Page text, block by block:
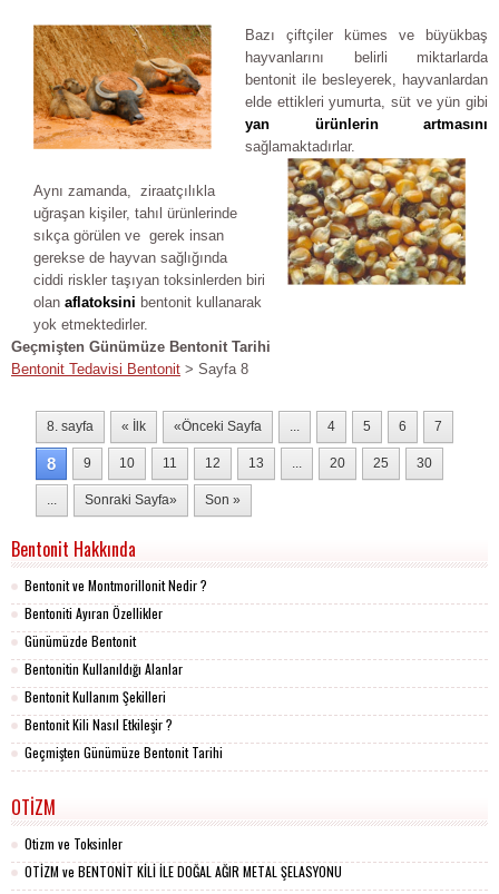
Bazı çiftçiler kümes ve büyükbaş
hayvanlarını belirli miktarlarda
bentonit ile besleyerek, hayvanlardan
elde ettikleri yumurta, süt ve yün gibi
yan ürünlerin artmasını
sağlamaktadırlar.
Aynı zamanda, ziraatçılıkla
uğraşan kişiler, tahıl ürünlerinde
sıkça görülen ve gerek insan
gerekse de hayvan sağlığında
ciddi riskler taşıyan toksinlerden biri
olan aflatoksini bentonit kullanarak
yok etmektedirler.
Geçmişten Günümüze Bentonit Tarihi
Bentonit Tedavisi Bentonit > Sayfa 8
8. sayfa « İlk «Önceki Sayfa ... 4 5 6 7
8 9 10 11 12 13 ... 20 25 30
... Sonraki Sayfa» Son »
Bentonit Hakkında
Bentonit ve Montmorillonit Nedir ?
Bentoniti Ayıran Özellikler
Günümüzde Bentonit
Bentonitin Kullanıldığı Alanlar
Bentonit Kullanım Şekilleri
Bentonit Kili Nasıl Etkileşir ?
Geçmişten Günümüze Bentonit Tarihi
OTİZM
Otizm ve Toksinler
OTİZM ve BENTONİT KİLİ İLE DOĞAL AĞIR METAL ŞELASYONU